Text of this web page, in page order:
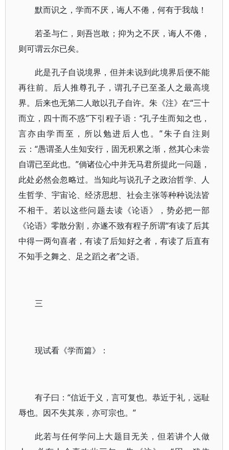
默而识之，学而不厌，诲人不倦，何有于我哉！
若圣与仁，则吾岂敢；抑为之不厌，诲人不倦，
则可谓云尔已矣。
此是孔子自说境界，但并未说到此境界后便不能
再往前。后人推尊孔子，谓孔子已至圣人之最高境
界。后来也无第二人敢以孔子自许。朱《注》在“三十
而立，四十而不惑”下引程子语：“孔子生而知之也，
言亦由学而至，所以勉进后人也。”朱子自注则
云：“愚谓圣人生知安行，固无积累之渐，然其心未尝
自谓已至此也。”倘诸位心中并无马君所提此一问题，
此处必然会忽略过。当知此与说孔子之政治哲学、人
生哲学、宇宙论、经济思想、社会主张等种种说法皆
不相干。若以这些问题去读《论语》，势必把一部
《论语》零散分割，亦遂不致有程子所谓“有读了后其
中得一两句喜者，有读了后知好之者，有读了后直有
不知手之舞之、足之蹈之者”之语。
三
现试看《学而篇》：
有子曰：“信近于义，言可复也。恭近于礼，远耻
辱也。因不失其亲，亦可宗也。”
此若与任何学问上大题目无关，但若讲个人做